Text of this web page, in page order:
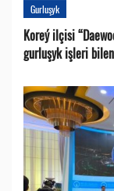
Gurluşyk
Koreý ilçisi
gurluşyk işleri